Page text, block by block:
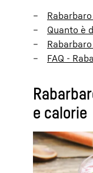
Quanto è
FAQ -
e calorie